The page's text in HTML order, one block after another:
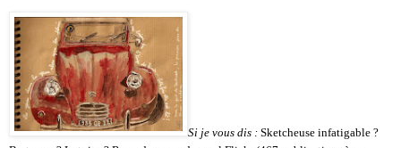
Si je vous dis : Sketcheuse infatigable ?